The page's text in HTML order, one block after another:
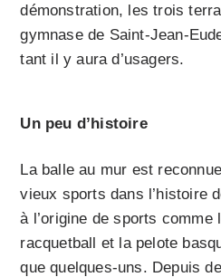
démonstration, les trois
gymnase de Saint-Jean-
tant il y aura d’usagers.
Un peu d’histoire
La balle au mur est
vieux sports dans l’histoire
à l’origine de sports
racquetball et la pelote
que quelques-uns. Depuis